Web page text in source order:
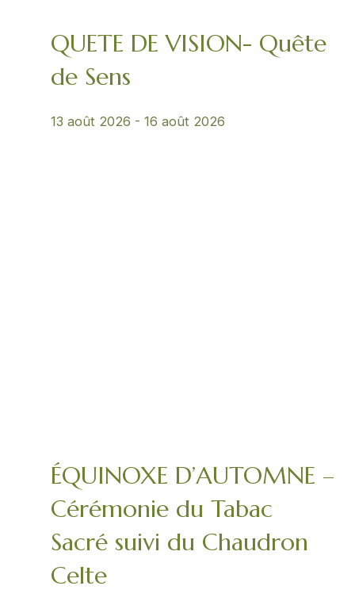
QUETE DE VISION- Quête
de Sens
13 août 2026 -16 août 2026
ÉQUINOXE D’AUTOMNE –
Cérémonie du Tabac
Sacré suivi du Chaudron
Celte